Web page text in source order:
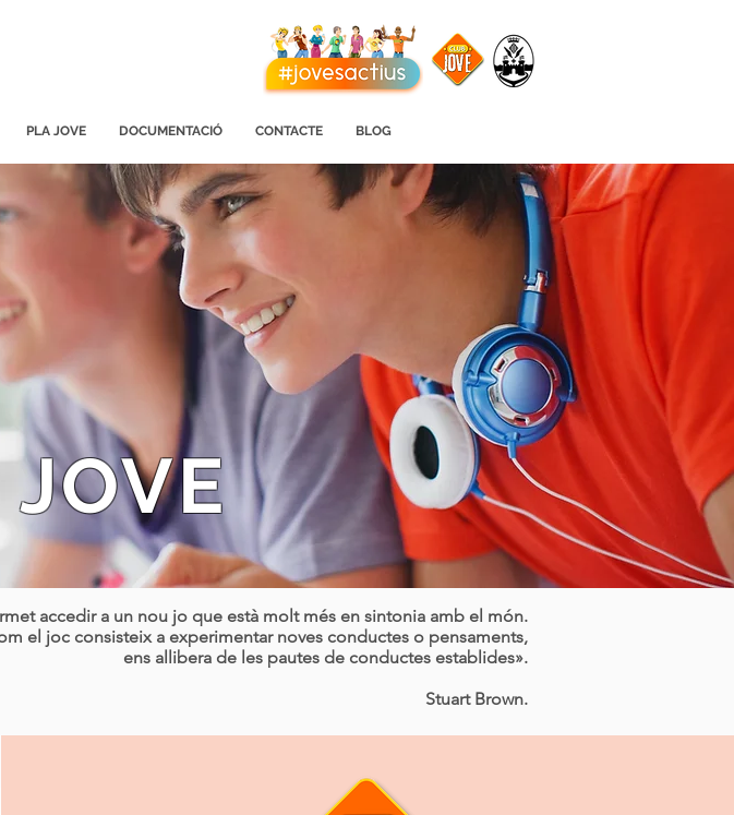
PLA JOVE DOCUMENTACIÓ CONTACTE BLOG
accedir a un nou jo que està molt més en sintonia amb el món.
el joc consisteix a experimentar noves conductes o pensaments,
ens allibera de les pautes de conductes establides».
Stuart Brown.